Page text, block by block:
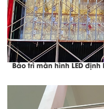
Bảo trì màn hình LED định